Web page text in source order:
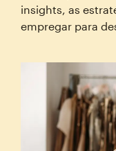
insights, as
empregar para